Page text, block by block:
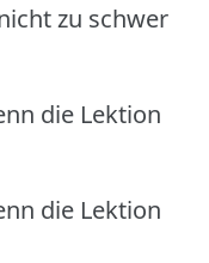
zu schwer
die Lektion
die Lektion